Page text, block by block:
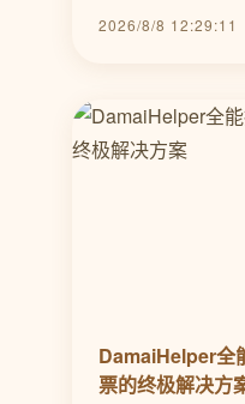
2026/8/8 12:29:11
DamaiHelper全
票的终极解决方